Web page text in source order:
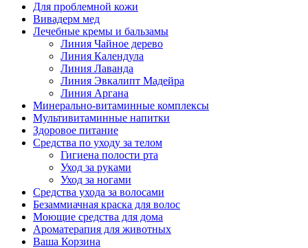
Для проблемной кожи
Вивадерм мед
Лечебные кремы и бальзамы
Линия Чайное дерево
Линия Календула
Линия Лаванда
Линия Эвкалипт Мадейра
Линия Аргана
Минерально-витаминные комплексы
Мультивитаминные напитки
Здоровое питание
Средства по уходу за телом
Гигиена полости рта
Уход за руками
Уход за ногами
Средства ухода за волосами
Безаммиачная краска для волос
Моющие средства для дома
Ароматерапия для животных
Ваша Корзина